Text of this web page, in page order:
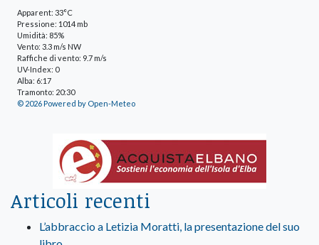
Apparent: 33°C
Pressione: 1014 mb
Umidità: 85%
Vento: 3.3 m/s NW
Raffiche di vento: 9.7 m/s
UV-Index: 0
Alba: 6:17
Tramonto: 20:30
© 2026 Powered by Open-Meteo
Articoli recenti
L’abbraccio a Letizia Moratti, la presentazione del suo